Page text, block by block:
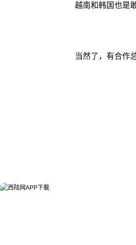
越南和韩国也是
当然了，有合作